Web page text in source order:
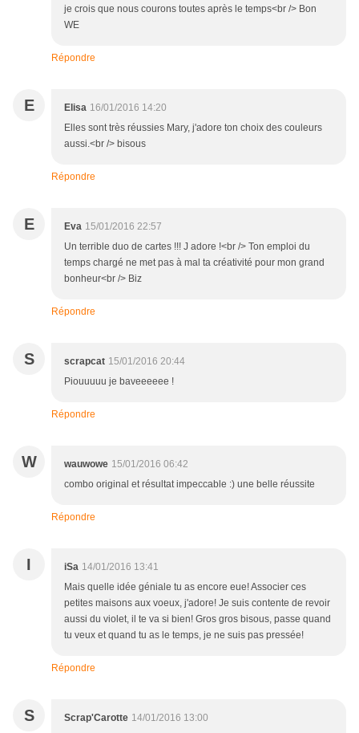
je crois que nous courons toutes après le temps<br /> Bon
WE
Répondre
E Elisa 16/01/2016 14:20
Elles sont très réussies Mary, j'adore ton choix des couleurs
aussi.<br /> bisous
Répondre
E Eva 15/01/2016 22:57
Un terrible duo de cartes !!! J adore !<br /> Ton emploi du
temps chargé ne met pas à mal ta créativité pour mon grand
bonheur<br /> Biz
Répondre
S scrapcat 15/01/2016 20:44
Piouuuuu je baveeeeee !
Répondre
W wauwowe 15/01/2016 06:42
combo original et résultat impeccable :) une belle réussite
Répondre
I iSa 14/01/2016 13:41
Mais quelle idée géniale tu as encore eue! Associer ces
petites maisons aux voeux, j'adore! Je suis contente de revoir
aussi du violet, il te va si bien! Gros gros bisous, passe quand
tu veux et quand tu as le temps, je ne suis pas pressée!
Répondre
S Scrap'Carotte 14/01/2016 13:00